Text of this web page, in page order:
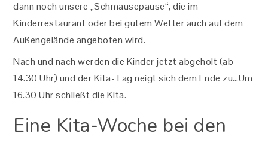
dann noch unsere „Schmausepause“, die im
Kinderrestaurant oder bei gutem Wetter auch auf dem
Außengelände angeboten wird.
Nach und nach werden die Kinder jetzt abgeholt (ab
14.30 Uhr) und der Kita-Tag neigt sich dem Ende zu…Um
16.30 Uhr schließt die Kita.
Eine Kita-Woche bei den